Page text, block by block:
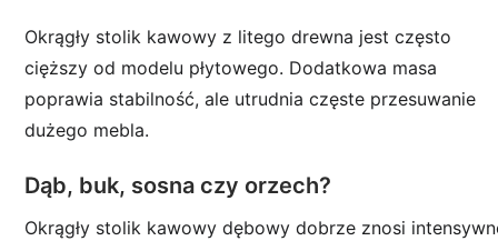
Okrągły stolik kawowy z litego drewna jest często
cięższy od modelu płytowego. Dodatkowa masa
poprawia stabilność, ale utrudnia częste przesuwanie
dużego mebla.
Dąb, buk, sosna czy orzech?
Okrągły stolik kawowy dębowy dobrze znosi